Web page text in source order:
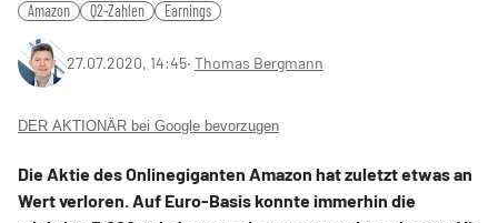
Amazon Q2-Zahlen Earnings
27.07.2020, 14:45‧ Thomas Bergmann
DER AKTIONÄR bei Google bevorzugen
Die Aktie des Onlinegiganten Amazon hat zuletzt etwas an
Wert verloren. Auf Euro-Basis konnte immerhin die